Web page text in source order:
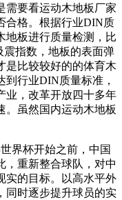
需要看运动木地板厂家
合格。根据行业DIN质
地板进行质量检测，比
震指数，地板的表面弹
是比较较好的的体育木
行业DIN质量标准，
业，改革开放四十多年
。虽然国内运动木地板
界杯开始之前，中国
，重新整合球队，对中
实的目标。以高水平外
同时逐步提升球员的实